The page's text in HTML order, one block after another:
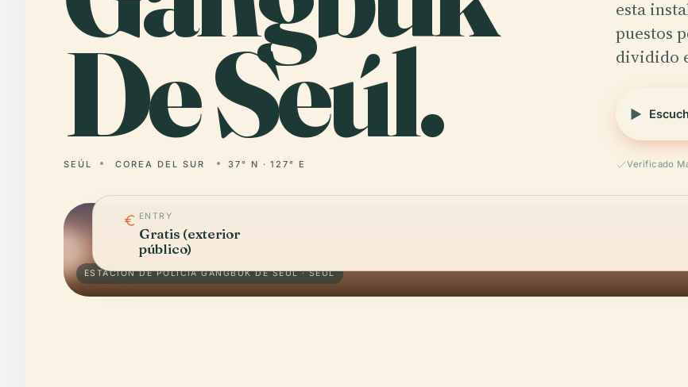
De Seúl.
SEÚL COREA DEL SUR 37° N · 127° E
esta
puestos
dividido
Verificado
ESTACIÓN DE POLICÍA GANGBUK DE SEÚL · SEÚL
ENTRY
Gratis (exterior
público)